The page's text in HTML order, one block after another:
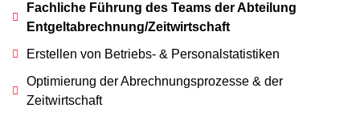
Fachliche Führung des Teams der Abteilung
Entgeltabrechnung/Zeitwirtschaft
Erstellen von Betriebs- & Personalstatistiken
Optimierung der Abrechnungsprozesse & der
Zeitwirtschaft